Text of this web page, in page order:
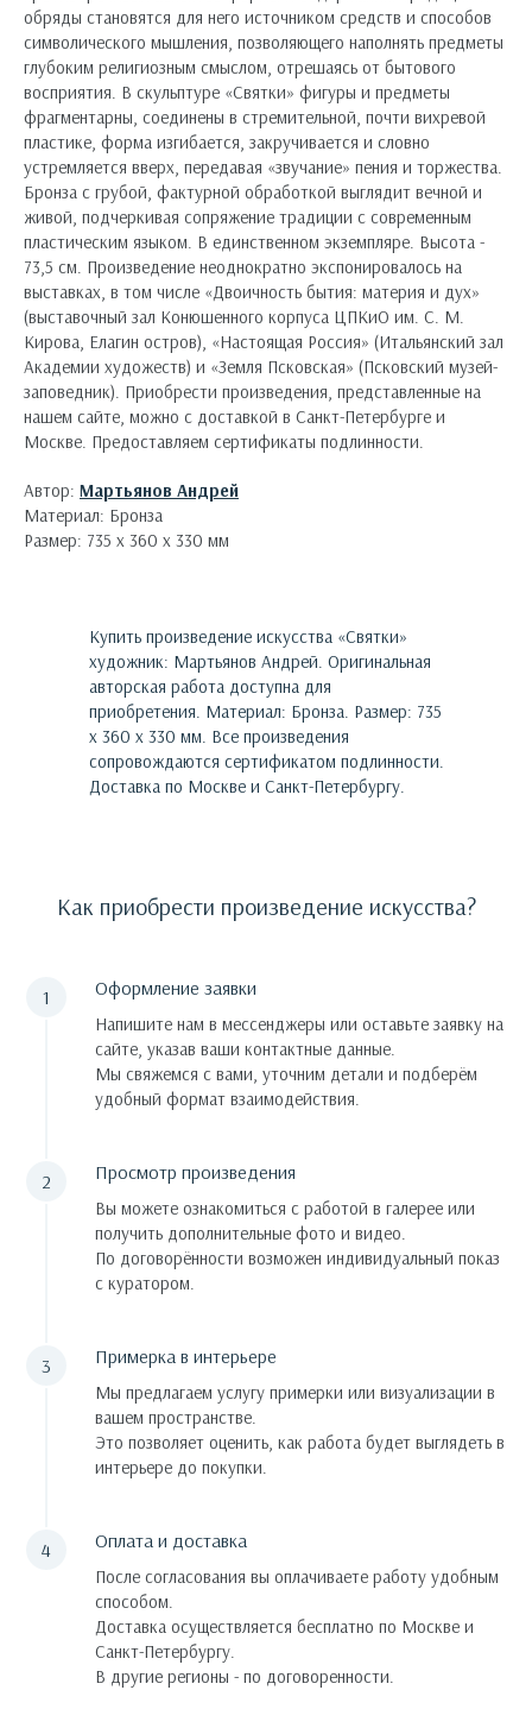
обряды становятся для него источником средств и способов
символического мышления, позволяющего наполнять предметы
глубоким религиозным смыслом, отрешаясь от бытового
восприятия. В скульптуре «Святки» фигуры и предметы
фрагментарны, соединены в стремительной, почти вихревой
пластике, форма изгибается, закручивается и словно
устремляется вверх, передавая «звучание» пения и торжества.
Бронза с грубой, фактурной обработкой выглядит вечной и
живой, подчеркивая сопряжение традиции с современным
пластическим языком. В единственном экземпляре. Высота -
73,5 см. Произведение неоднократно экспонировалось на
выставках, в том числе «Двоичность бытия: материя и дух»
(выставочный зал Конюшенного корпуса ЦПКиО им. С. М.
Кирова, Елагин остров), «Настоящая Россия» (Итальянский зал
Академии художеств) и «Земля Псковская» (Псковский музей-
заповедник). Приобрести произведения, представленные на
нашем сайте, можно с доставкой в Санкт-Петербурге и
Москве. Предоставляем сертификаты подлинности.
Автор: Мартьянов Андрей
Материал: Бронза
Размер: 735 х 360 х 330 мм
Купить произведение искусства «Святки»
художник: Мартьянов Андрей . Оригинальная
авторская работа доступна для
приобретения. Материал: Бронза. Размер: 735
х 360 х 330 мм. Все произведения
сопровождаются сертификатом подлинности.
Доставка по Москве и Санкт-Петербургу.
Как приобрести произведение искусства?
Оформление заявки
Напишите нам в мессенджеры или оставьте заявку на
сайте, указав ваши контактные данные.
Мы свяжемся с вами, уточним детали и подберём
удобный формат взаимодействия.
Просмотр произведения
Вы можете ознакомиться с работой в галерее или
получить дополнительные фото и видео.
По договорённости возможен индивидуальный показ
с куратором.
Примерка в интерьере
Мы предлагаем услугу примерки или визуализации в
вашем пространстве.
Это позволяет оценить, как работа будет выглядеть в
интерьере до покупки.
Оплата и доставка
После согласования вы оплачиваете работу удобным
способом.
Доставка осуществляется бесплатно по Москве и
Санкт-Петербургу.
В другие регионы - по договоренности.